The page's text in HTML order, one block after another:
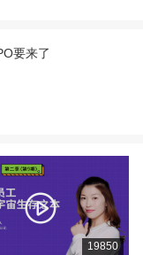
要来了
19850